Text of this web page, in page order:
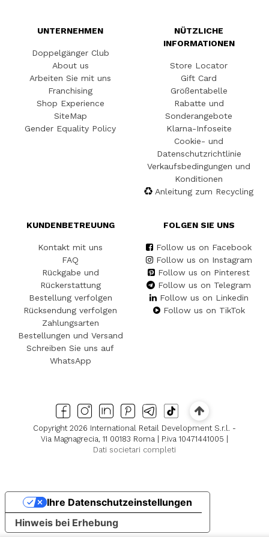
UNTERNEHMEN
Doppelgänger Club
About us
Arbeiten Sie mit uns
Franchising
Shop Experience
SiteMap
Gender Equality Policy
NÜTZLICHE
INFORMATIONEN
Store Locator
Gift Card
Größentabelle
Rabatte und
Sonderangebote
Klarna-Infoseite
Cookie- und
Datenschutzrichtlinie
Verkaufsbedingungen und
Konditionen
Anleitung zum Recycling
KUNDENBETREUUNG
Kontakt mit uns
FAQ
Rückgabe und
Rückerstattung
Bestellung verfolgen
Rücksendung verfolgen
Zahlungsarten
Bestellungen und Versand
Schreiben Sie uns auf
WhatsApp
FOLGEN SIE UNS
Follow us on Facebook
Follow us on Instagram
Follow us on Pinterest
Follow us on Telegram
Follow us on Linkedin
Follow us on TikTok
Copyright 2026 International Retail Development S.r.l. -
Via Magnagrecia, 11 00183 Roma | P.iva 10471441005 |
Dati societari completi
Hinweis bei Erhebung
Ihre Datenschutzeinstellungen